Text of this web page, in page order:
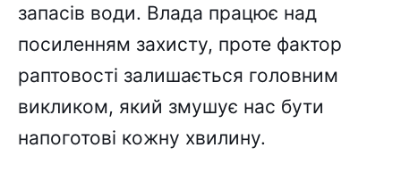
запасів води. Влада працює над
посиленням захисту, проте фактор
раптовості залишається головним
викликом, який змушує нас бути
напоготові кожну хвилину.